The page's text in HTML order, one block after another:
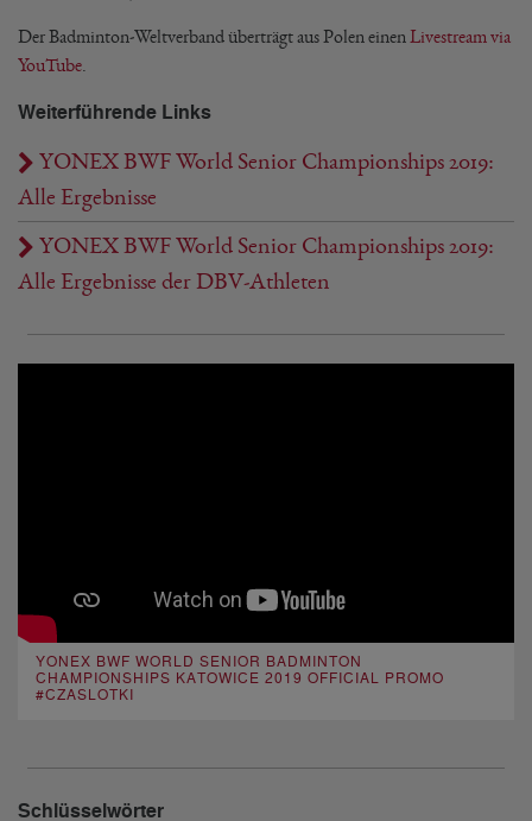
Der Badminton-Weltverband überträgt aus Polen einen Livestream via
YouTube
Weiterführende Links
YONEX BWF World Senior Championships 2019:
Alle Ergebnisse
YONEX BWF World Senior Championships 2019:
Alle Ergebnisse der DBV-Athleten
YONEX BWF WORLD SENIOR BADMINTON
CHAMPIONSHIPS KATOWICE 2019 OFFICIAL PROMO
#CZASLOTKI
Schlüsselwörter